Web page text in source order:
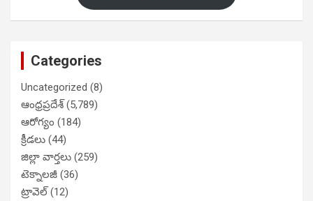
Categories
Uncategorized (8)
ఆంధ్రప్రదేశ్(5,789)
ఆరోగ్యం (184)
క్రీడలు (44)
జిల్లా వార్తలు (259)
టెక్నాలజీ (36)
ట్రావెల్(12)